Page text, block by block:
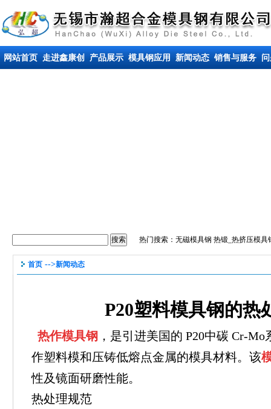
网站首页 走进鑫康创 产品展示 模具钢应用 新闻动态 销售与服务
热门搜索： 无磁模具钢 热锻_热挤压模具
首页 -->新闻动态
P20塑料模具钢的热
热作模具钢 ，是引进美国的 P20中碳 Cr-Mo
作塑料模和压铸低熔点金属的模具材料。该
性及镜面研磨性能。
热处理规范